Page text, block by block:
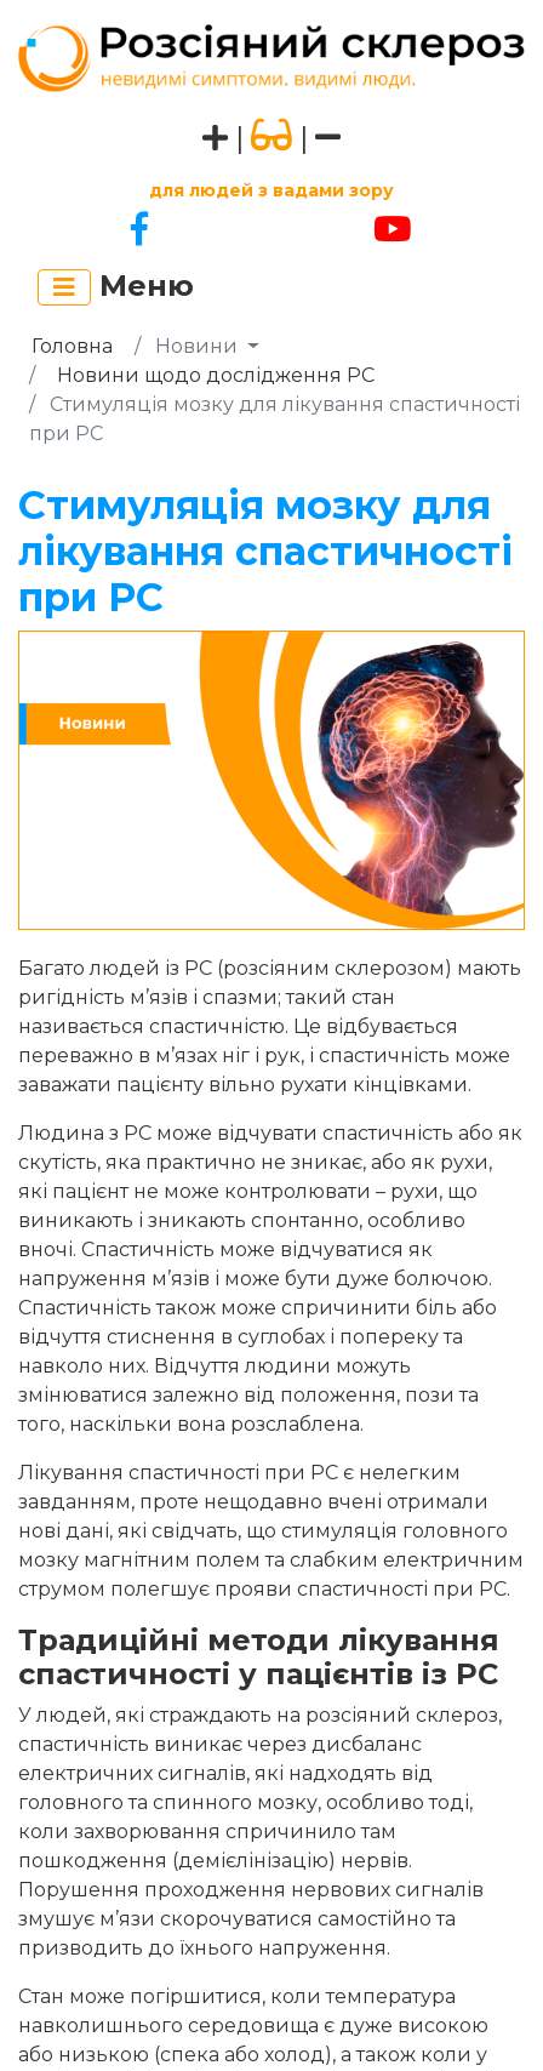
| |
для людей з вадами зору
Меню
Головна
Новини
Новини щодо дослідження РС
Стимуляція мозку для лікування спастичності
при РС
Стимуляція мозку для
лікування спастичності
при РС
Багато людей із РС (розсіяним склерозом) мають
ригідність м’язів і спазми; такий стан
називається спастичністю. Це відбувається
переважно в м’язах ніг і рук, і спастичність може
заважати пацієнту вільно рухати кінцівками.
Людина з РС може відчувати спастичність або як
скутість, яка практично не зникає, або як рухи,
які пацієнт не може контролювати – рухи, що
виникають і зникають спонтанно, особливо
вночі. Спастичність може відчуватися як
напруження м’язів і може бути дуже болючою.
Спастичність також може спричинити біль або
відчуття стиснення в суглобах і попереку та
навколо них. Відчуття людини можуть
змінюватися залежно від положення, пози та
того, наскільки вона розслаблена.
Лікування спастичності при РС є нелегким
завданням, проте нещодавно вчені отримали
нові дані, які свідчать, що стимуляція головного
мозку магнітним полем та слабким електричним
струмом полегшує прояви спастичності при РС.
Традиційні методи лікування
спастичності у пацієнтів із РС
У людей, які страждають на розсіяний склероз,
спастичність виникає через дисбаланс
електричних сигналів, які надходять від
головного та спинного мозку, особливо тоді,
коли захворювання спричинило там
пошкодження (демієлінізацію) нервів.
Порушення проходження нервових сигналів
змушує м’язи скорочуватися самостійно та
призводить до їхнього напруження.
Стан може погіршитися, коли температура
навколишнього середовища є дуже високою
або низькою (спека або холод), а також коли у